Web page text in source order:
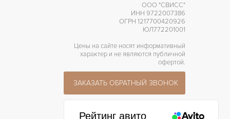
ООО "СВИСС"
ИНН 9722007386
ОГРН 1217700420926
ЮЛ772201001
Цены на сайте носят информативный
характер и не являются публичной
офертой.
ЗАКАЗАТЬ ОБРАТНЫЙ ЗВОНОК
Рейтинг авито